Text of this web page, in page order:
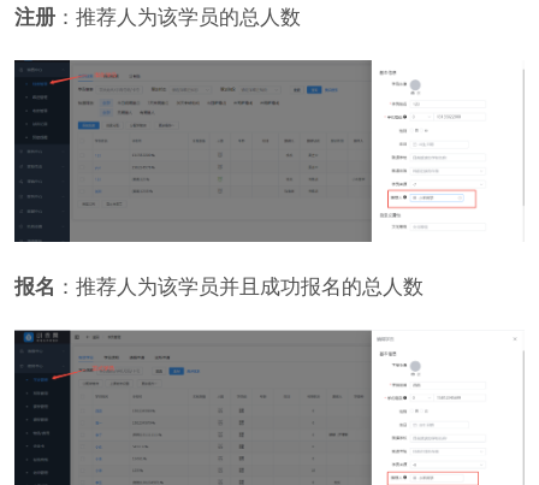
注册：推荐人为该学员的总人数
报名 ：推荐人为该学员并且成功报名的总人数